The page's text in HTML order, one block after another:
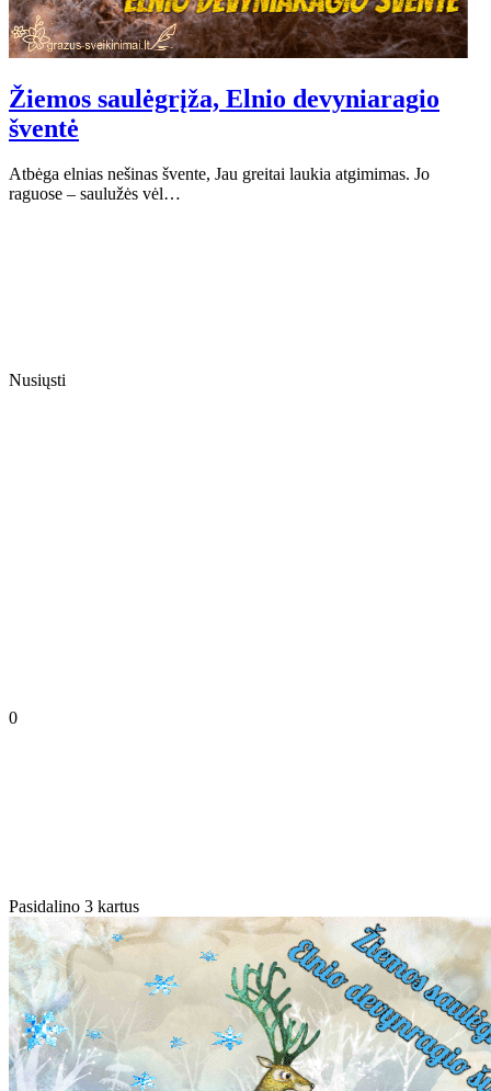
Žiemos saulėgrįža, Elnio devyniaragio
šventė
Atbėga elnias nešinas švente, Jau greitai laukia atgimimas. Jo
raguose – saulužės vėl…
Nusiųsti
0
Pasidalino 3 kartus